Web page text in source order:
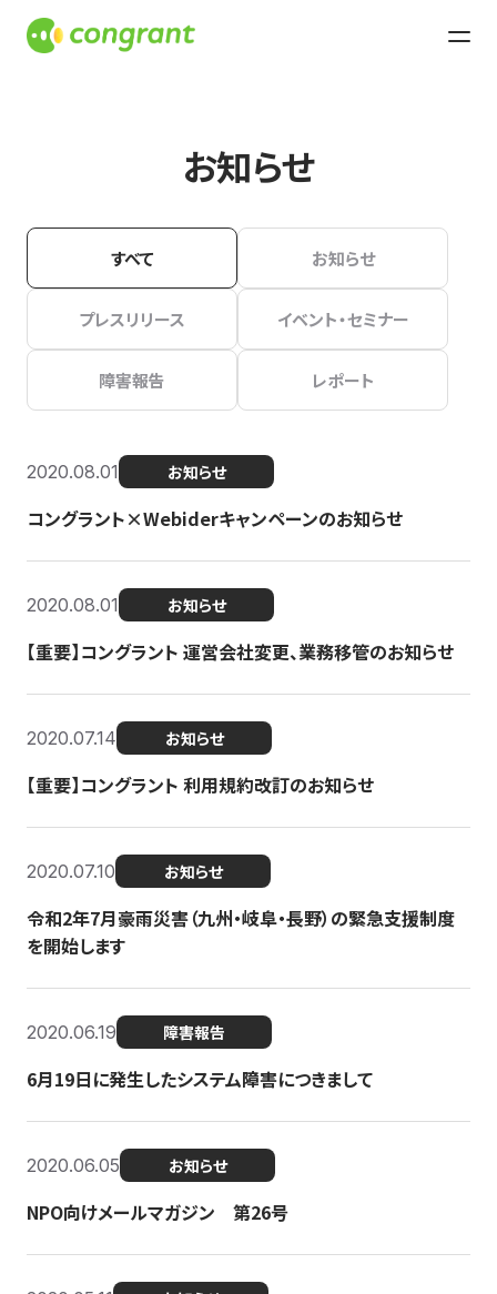
お知らせ
すべて お知らせ
プレスリリース イベント・セミナー
障害報告 レポート
2020.08.01 お知らせ
コングラント×Webiderキャンペーンのお知らせ
2020.08.01 お知らせ
【重要】コングラント 運営会社変更、業務移管のお知らせ
2020.07.14 お知らせ
【重要】コングラント 利用規約改訂のお知らせ
2020.07.10 お知らせ
令和2年7月豪雨災害（九州・岐阜・長野）の緊急支援制度
を開始します
2020.06.19 障害報告
6月19日に発生したシステム障害につきまして
2020.06.05 お知らせ
NPO向けメールマガジン 第26号